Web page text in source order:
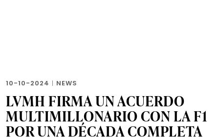
10-10-2024 | NEWS
LVMH FIRMA UN ACUERDO
MULTIMILLONARIO CON LA F1
POR UNA DÉCADA COMPLETA